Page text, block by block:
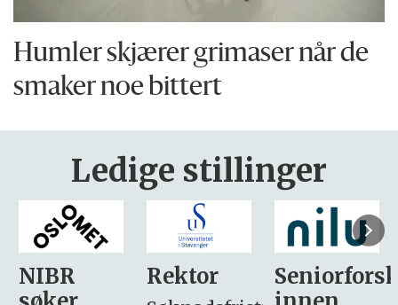
Humler skjærer grimaser når de
smaker noe bittert
Ledige stillinger
Rektor
Seniorforsker